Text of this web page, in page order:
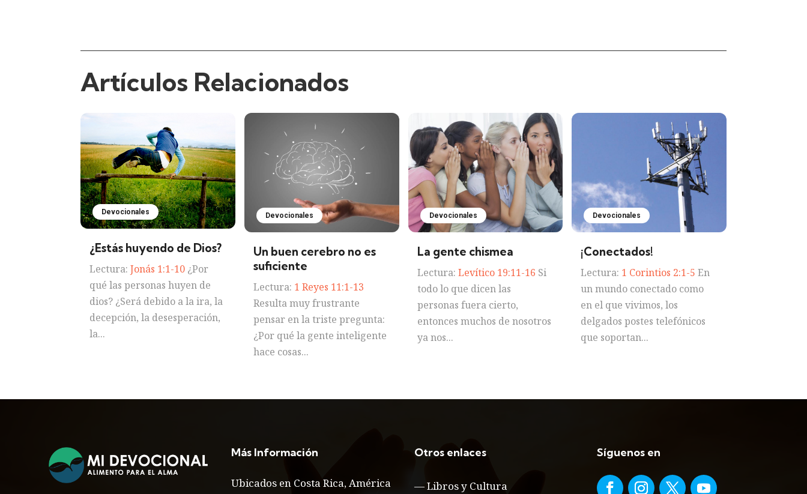
Artículos Relacionados
Devocionales
¿Estás huyendo de Dios?
Lectura:Jonás 1:1-10 ¿Por
qué las personas huyen de
dios? ¿Será debido a la ira, la
decepción, la desesperación,
la...
Devocionales
Un buen cerebro no es
suficiente
Lectura: 1 Reyes 11:1-13
Resulta muy frustrante
pensar en la triste pregunta:
¿Por qué la gente inteligente
hace cosas...
Devocionales
La gente chismea
Lectura: Levítico 19:11-16 Si
todo lo que dicen las
personas fuera cierto,
entonces muchos de nosotros
ya nos...
Devocionales
¡Conectados!
Lectura: 1 Corintios 2:1-5 En
un mundo conectado como
en el que vivimos, los
delgados postes telefónicos
que soportan...
Más Información
Ubicados en Costa Rica, América
Otros enlaces
—Libros y Cultura
Síguenos en